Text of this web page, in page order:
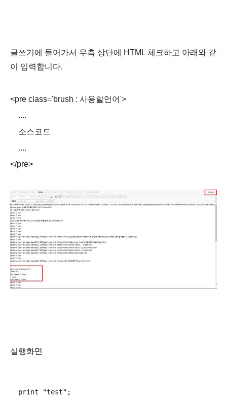
글쓰기에 들어가서 우측 상단에 HTML 체크하고 아래와 같
이 입력합니다.
<pre class='brush : 사용할언어'>
....
소스코드
....
</pre>
실행화면
  print "test";